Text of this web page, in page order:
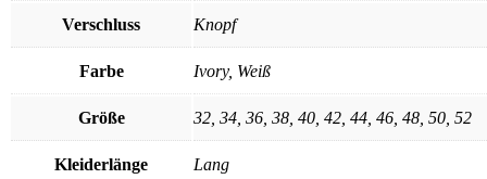
Verschluss Knopf
Farbe Ivory, Weiß
Größe 32, 34, 36, 38, 40, 42, 44, 46, 48, 50, 52
Kleiderlänge Lang